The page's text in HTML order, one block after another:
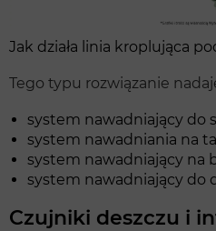
Jak działa linia kroplująca
Tego typu rozwiązanie
system nawadniający do
system nawadniania na
system nawadniający na
system nawadniający do
Czujniki deszczu i